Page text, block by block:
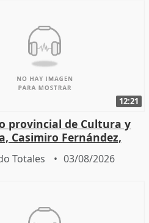
12:21
provincial de Cultura y
Casimiro Fernández,
de entradas
Totales 03/08/2026